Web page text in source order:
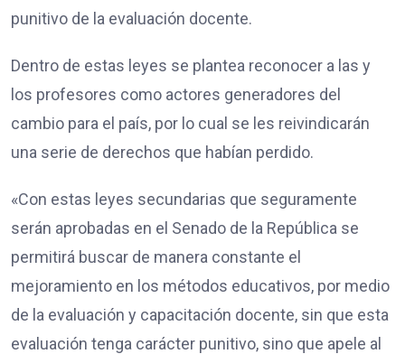
punitivo de la evaluación docente.
Dentro de estas leyes se plantea reconocer a las y
los profesores como actores generadores del
cambio para el país, por lo cual se les reivindicarán
una serie de derechos que habían perdido.
«Con estas leyes secundarias que seguramente
serán aprobadas en el Senado de la República se
permitirá buscar de manera constante el
mejoramiento en los métodos educativos, por medio
de la evaluación y capacitación docente, sin que esta
evaluación tenga carácter punitivo, sino que apele al